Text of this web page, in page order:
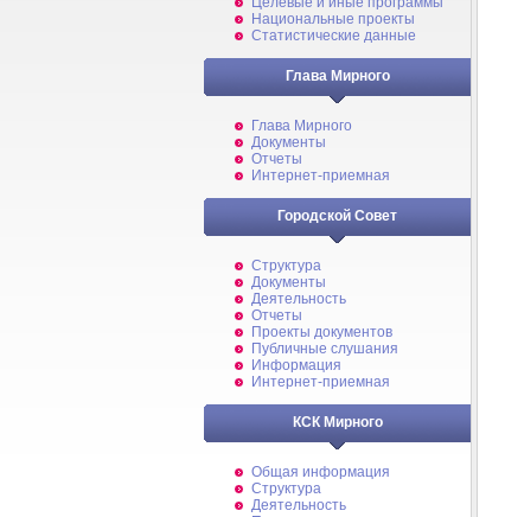
Национальные проекты
Статистические данные
Глава Мирного
Глава Мирного
Документы
Отчеты
Интернет-приемная
Городской Совет
Структура
Документы
Деятельность
Отчеты
Проекты документов
Публичные слушания
Информация
Интернет-приемная
КСК Мирного
Общая информация
Структура
Деятельность